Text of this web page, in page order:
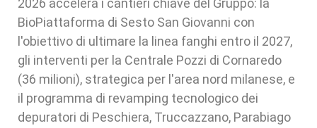
2026 accelera i cantieri chiave del Gruppo: la
BioPiattaforma di Sesto San Giovanni con
l'obiettivo di ultimare la linea fanghi entro il 2027,
gli interventi per la Centrale Pozzi di Cornaredo
(36 milioni), strategica per l'area nord milanese, e
il programma di revamping tecnologico dei
depuratori di Peschiera, Truccazzano, Parabiago